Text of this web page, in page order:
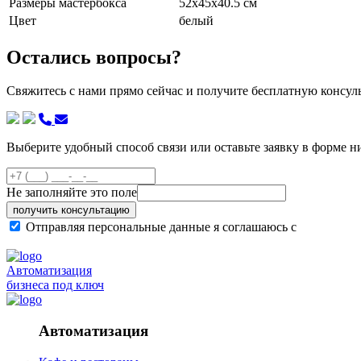
Цвет
белый
Остались вопросы?
Свяжитесь с нами прямо сейчас и получите бесплатную
Выберите удобный способ связи или оставьте заявку в форме
Не заполняйте это поле
получить консультацию
Отправляя персональные данные я соглашаюсь с
Автоматизация
бизнеса под ключ
Автоматизация